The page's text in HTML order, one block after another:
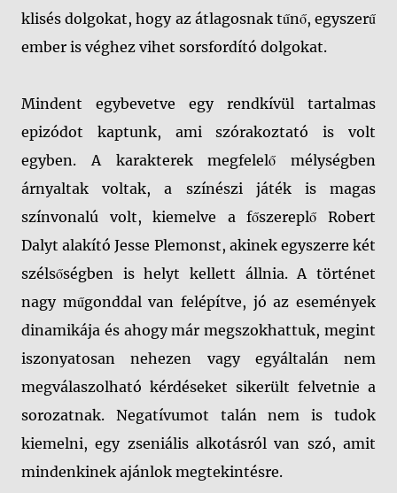
klisés dolgokat, hogy az átlagosnak tűnő, egyszerű
ember is véghez vihet sorsfordító dolgokat.
Mindent egybevetve egy rendkívül tartalmas
epizódot kaptunk, ami szórakoztató is volt
egyben. A karakterek megfelelő mélységben
árnyaltak voltak, a színészi játék is magas
színvonalú volt, kiemelve a főszereplő Robert
Dalyt alakító Jesse Plemonst, akinek egyszerre két
szélsőségben is helyt kellett állnia. A történet
nagy műgonddal van felépítve, jó az események
dinamikája és ahogy már megszokhattuk, megint
iszonyatosan nehezen vagy egyáltalán nem
megválaszolható kérdéseket sikerült felvetnie a
sorozatnak. Negatívumot talán nem is tudok
kiemelni, egy zseniális alkotásról van szó, amit
mindenkinek ajánlok megtekintésre.